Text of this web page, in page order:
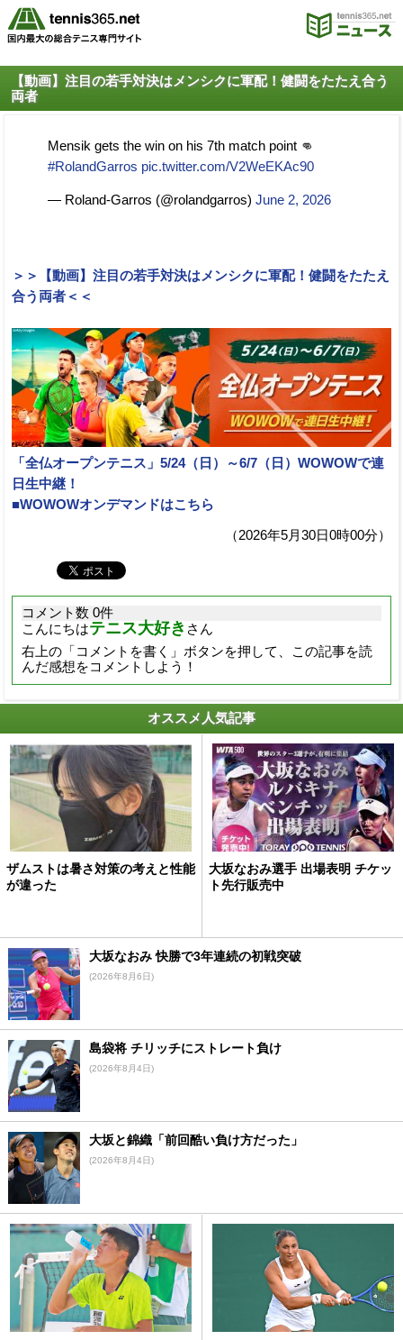
【動画】注目の若手対決はメンシクに軍配！健闘をたたえ合う
両者
Mensik gets the win on his 7th match point 👊
#RolandGarros pic.twitter.com/V2WeEKAc90
— Roland-Garros (@rolandgarros) June 2, 2026
＞＞【動画】注目の若手対決はメンシクに軍配！健闘をたたえ
合う両者＜＜
「全仏オープンテニス」5/24（日）～6/7（日）WOWOWで連
日生中継！
■WOWOWオンデマンドはこちら
（2026年5月30日0時00分）
コメント数 0件
こんにちはテニス大好き さん
右上の「コメントを書く」ボタンを押して、この記事を読
んだ感想をコメントしよう！
オススメ人気記事
ザムストは暑さ対策の考えと性能
が違った
大坂なおみ選手 出場表明 チケッ
ト先行販売中
大坂なおみ 快勝で3年連続の初戦突破
(2026年8月6日)
島袋将 チリッチにストレート負け
(2026年8月4日)
大坂と錦織「前回酷い負け方だった」
(2026年8月4日)